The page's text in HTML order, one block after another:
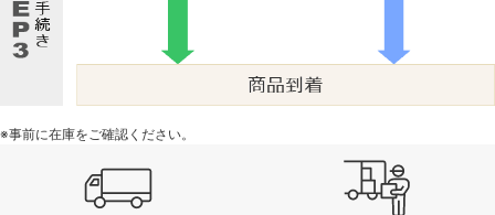
※事前に在庫をご確認ください。